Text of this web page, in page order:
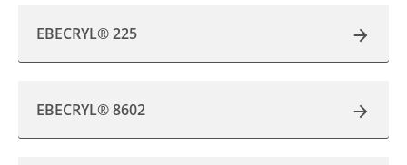
EBECRYL® 225
EBECRYL® 8602